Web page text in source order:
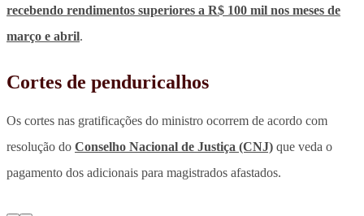
recebendo rendimentos superiores a R$ 100 mil nos meses de
março e abril.
Cortes de penduricalhos
Os cortes nas gratificações do ministro ocorrem de acordo com
resolução do Conselho Nacional de Justiça (CNJ) que veda o
pagamento dos adicionais para magistrados afastados.